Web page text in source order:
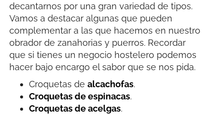
decantarnos por una gran variedad de tipos.
Vamos a destacar algunas que pueden
complementar a las que hacemos en nuestro
obrador de zanahorias y puerros. Recordar
que si tienes un negocio hostelero podemos
hacer bajo encargo el sabor que se nos pida.
Croquetas dealcachofas.
Croquetas de espinacas.
Croquetas de acelgas.